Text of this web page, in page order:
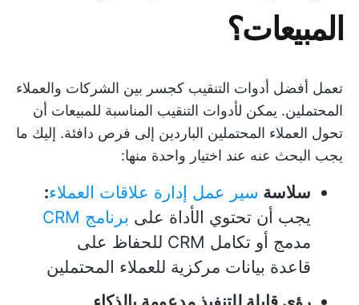
المبيعات؟
تعمل أفضل أدوات التنقيب كجسر بين الشركات والعملاء
المحتملين. يمكن لأدوات التنقيب المناسبة للمبيعات أن
تحول العملاء المحتملين الباردين إلى فرص دافئة. إليك ما
يجب البحث عنه عند اختيار واحدة منها:
سلاسة سير عمل إدارة علاقات العملاء:
يجب أن تحتوي الأداة على برنامج CRM
مدمج أو تكامل CRM للحفاظ على
قاعدة بيانات مركزية للعملاء المحتملين